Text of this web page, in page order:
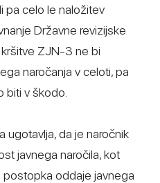
pa celo le naložitev
Državne revizijske
ZJN-3 ne bi
naročanja v celoti, pa
biti v škodo.
ugotavlja, da je naročnik
javnega naročila, kot
oddaje javnega